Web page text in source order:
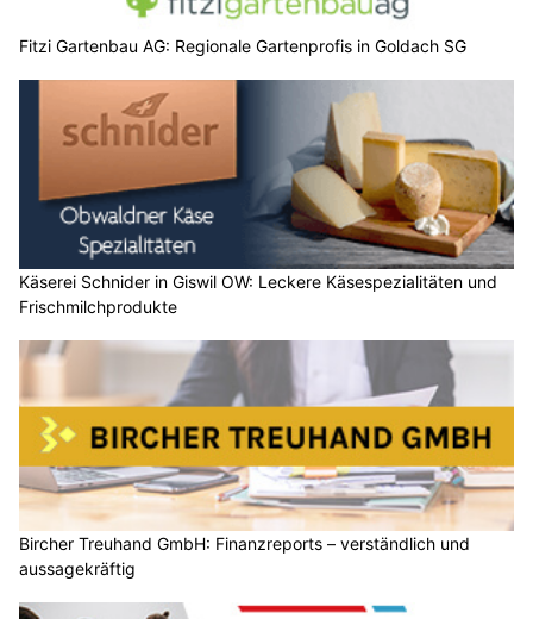
Fitzi Gartenbau AG: Regionale Gartenprofis in Goldach SG
Käserei Schnider in Giswil OW: Leckere Käsespezialitäten und
Frischmilchprodukte
Bircher Treuhand GmbH: Finanzreports – verständlich und
aussagekräftig